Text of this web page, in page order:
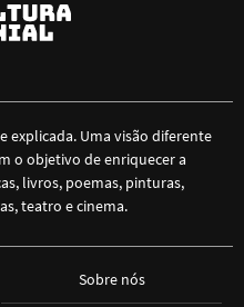
explicada. Uma visão diferente
o objetivo de enriquecer a
livros, poemas, pinturas,
teatro e cinema.
Sobre nós